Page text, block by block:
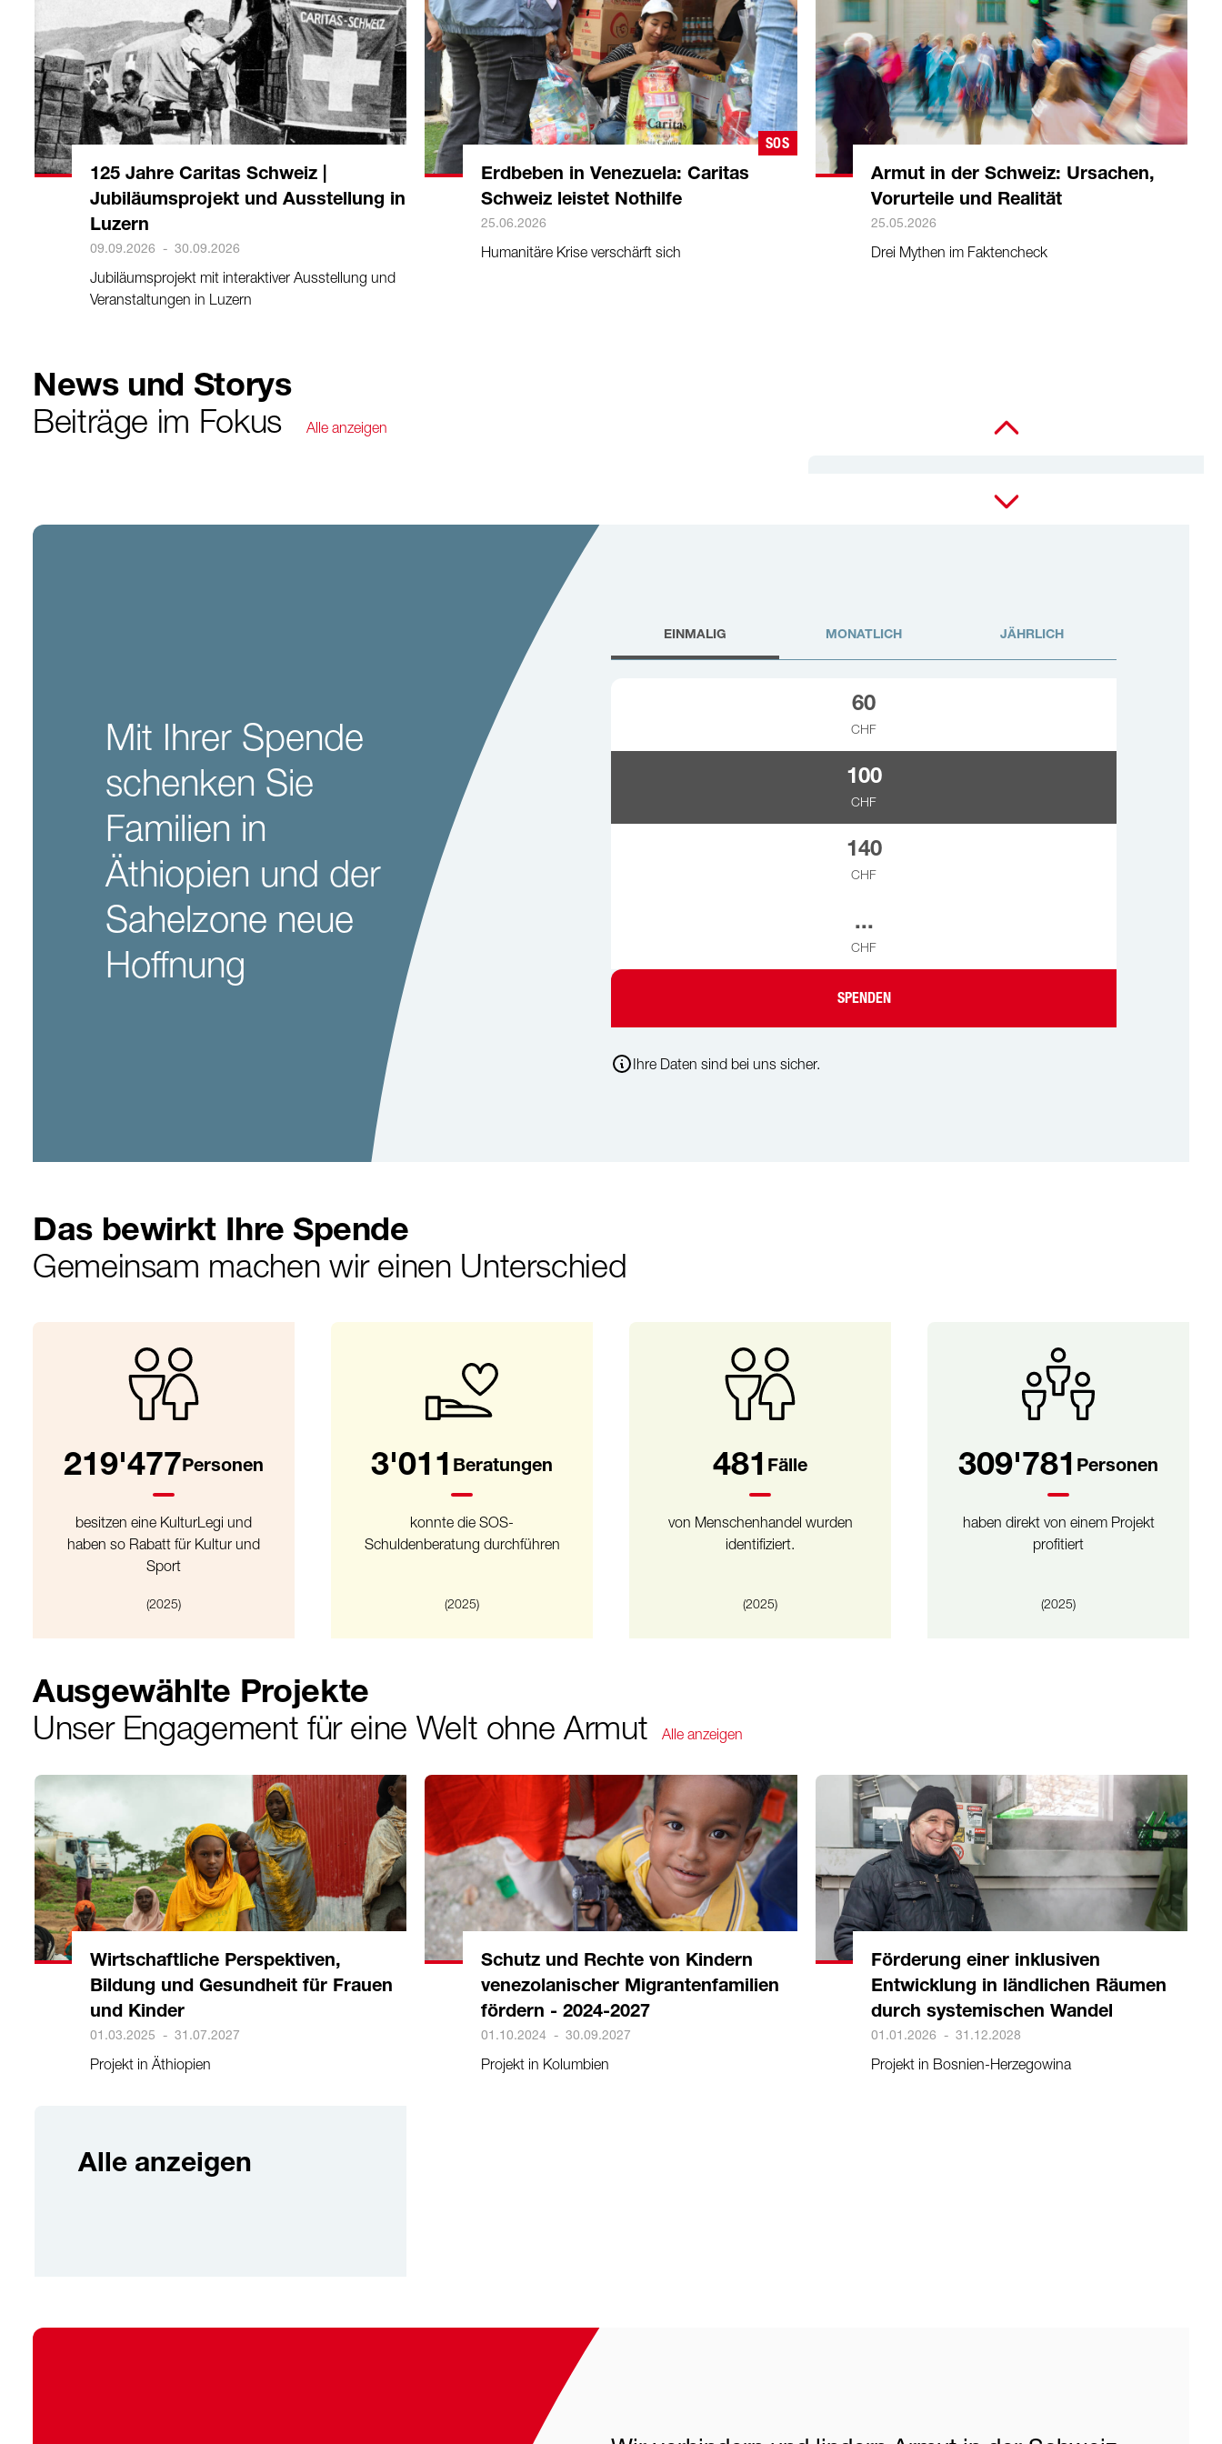
125 Jahre Caritas Schweiz |
Jubiläumsprojekt und Ausstellung in
Luzern
09.09.2026 - 30.09.2026
Jubiläumsprojekt mit interaktiver Ausstellung und
Veranstaltungen in Luzern
SOS
Erdbeben in Venezuela: Caritas
Schweiz leistet Nothilfe
25.06.2026
Humanitäre Krise verschärft sich
Armut in der Schweiz: Ursachen,
Vorurteile und Realität
25.05.2026
Drei Mythen im Faktencheck
News und Storys
Beiträge im Fokus Alle anzeigen
Alle anzeigen
Mit Ihrer Spende
schenken Sie
Familien in
Äthiopien und der
Sahelzone neue
Hoffnung
EINMALIG MONATLICH JÄHRLICH
60
CHF
100
CHF
140
CHF
...
CHF
SPENDEN
Ihre Daten sind bei uns sicher.
Das bewirkt Ihre Spende
Gemeinsam machen wir einen Unterschied
219'477Personen
besitzen eine KulturLegi und
haben so Rabatt für Kultur und
Sport
(2025)
3'011 Beratungen
konnte die SOS-
Schuldenberatung durchführen
(2025)
536 Fälle
von Menschenhandel wurden
identifiziert.
(2025)
540'279 Personen
haben direkt von einem Projekt
profitiert
(2025)
Ausgewählte Projekte
Unser Engagement für eine Welt ohne Armut Alle anzeigen
Wirtschaftliche Perspektiven,
Bildung und Gesundheit für Frauen
und Kinder
01.03.2025 - 31.07.2027
Projekt in Äthiopien
Schutz und Rechte von Kindern
venezolanischer Migrantenfamilien
fördern - 2024-2027
01.10.2024 - 30.09.2027
Projekt in Kolumbien
Förderung einer inklusiven
Entwicklung in ländlichen Räumen
durch systemischen Wandel
01.01.2026 - 31.12.2028
Projekt in Bosnien-Herzegowina
Alle anzeigen